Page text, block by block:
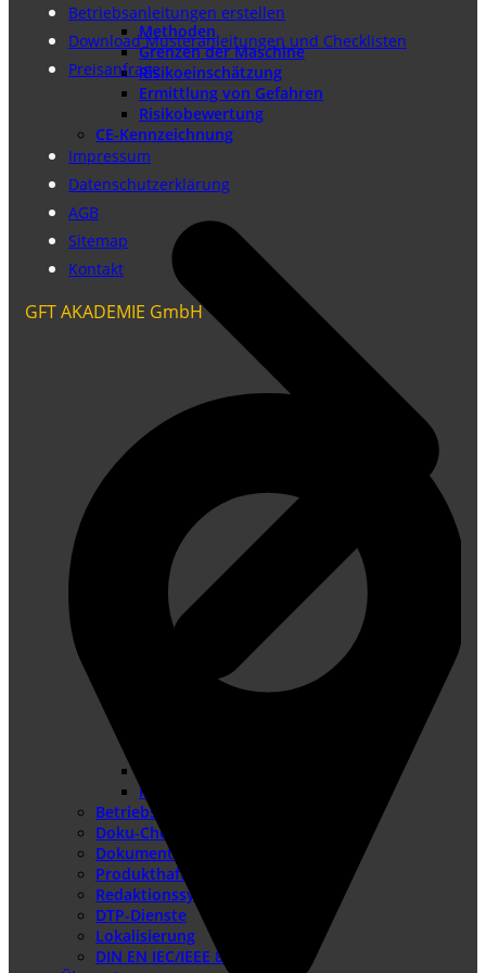
Methoden
Grenzen der Maschine
Risikoeinschätzung
Ermittlung von Gefahren
Risikobewertung
CE-Kennzeichnung
Risikobeurteilung
Betriebsanleitung erstellen
Doku-Check
Dokumentationsüberarbeitung
Produkthaftung USA
Redaktionssysteme
DTP-Dienste
Lokalisierung
DIN EN IEC/IEEE 82079-1
Betriebsanleitungen erstellen
Download Musteranleitungen und Checklisten
Preisanfrage
Impressum
Datenschutzerklärung
AGB
Sitemap
Kontakt
GFT AKADEMIE GmbH